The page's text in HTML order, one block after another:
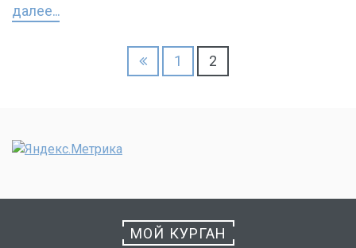
далее...
1 2
МОЙ КУРГАН